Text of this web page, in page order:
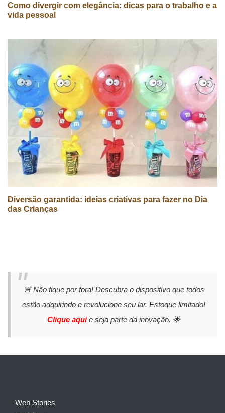
Como divergir com elegância: dicas para o trabalho e a
vida pessoal
Diversão garantida: ideias criativas para fazer no Dia
das Crianças
🚨 Não fique por fora! Descubra o dispositivo que todos
estão adquirindo e revolucione seu lar. Estoque limitado!
Clique aquie seja parte da inovação. 🌟
Web Stories